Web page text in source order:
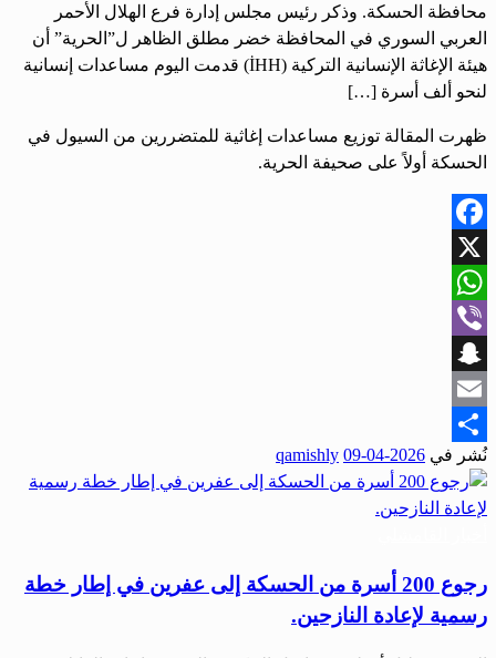
محافظة الحسكة. وذكر رئيس مجلس إدارة فرع الهلال الأحمر
العربي السوري في المحافظة خضر مطلق الظاهر ل”الحرية” أن
هيئة الإغاثة الإنسانية التركية (İHH) قدمت اليوم مساعدات إنسانية
لنحو ألف أسرة […]
ظهرت المقالة توزيع مساعدات إغاثية للمتضررين من السيول في
الحسكة أولاً على صحيفة الحرية.
Facebook
X
WhatsApp
Viber
Snapchat
Email
Share
نُشر في 2026-04-09
qamishly
رجوع 200 أسرة من الحسكة إلى عفرين في إطار خطة
رسمية لإعادة النازحين.